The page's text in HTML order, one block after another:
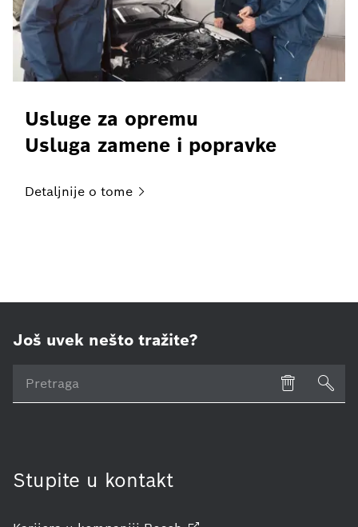
Usluge za opremu
Usluga zamene i popravke
Detaljnije o tome
Još uvek nešto tražite?
Stupite u kontakt